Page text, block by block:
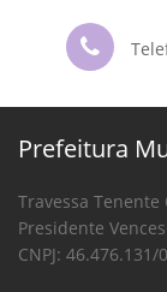
Prefeitura
Travessa Tenente
Presidente
CNPJ: 46.476.131/